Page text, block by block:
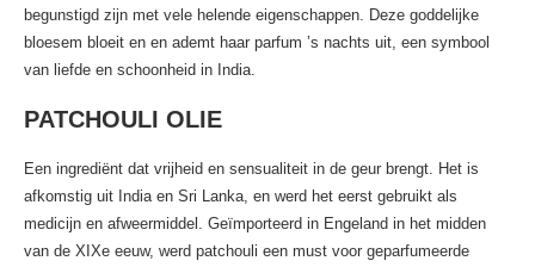
begunstigd zijn met vele helende eigenschappen. Deze goddelijke
bloesem bloeit en en ademt haar parfum ’s nachts uit, een symbool
van liefde en schoonheid in India.
PATCHOULI OLIE
Een ingrediënt dat vrijheid en sensualiteit in de geur brengt. Het is
afkomstig uit India en Sri Lanka, en werd het eerst gebruikt als
medicijn en afweermiddel. Geïmporteerd in Engeland in het midden
van de XIXe eeuw, werd patchouli een must voor geparfumeerde